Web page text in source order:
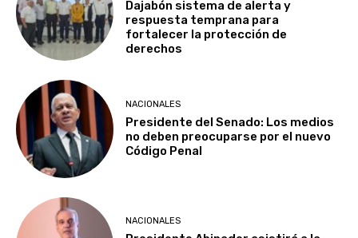
Dajabón sistema de alerta y
respuesta temprana para
fortalecer la protección de
derechos
NACIONALES
Presidente del Senado: Los medios
no deben preocuparse por el nuevo
Código Penal
NACIONALES